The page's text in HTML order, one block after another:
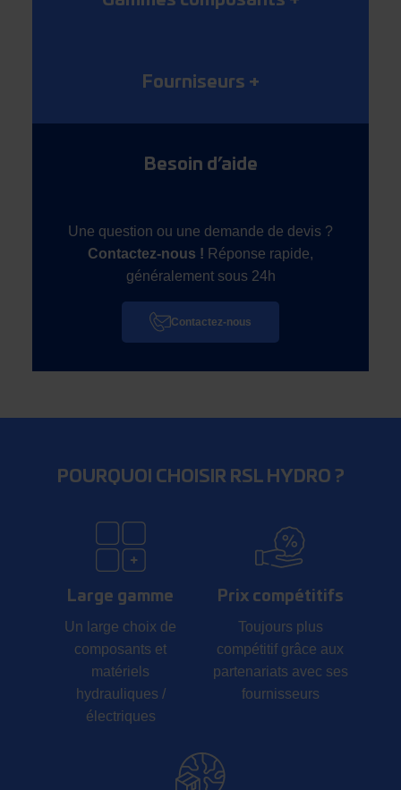
Fourniseurs +
Besoin d’aide
Une question ou une demande de devis ?
Contactez-nous ! Réponse rapide,
généralement sous 24h
Contactez-nous
POURQUOI CHOISIR RSL HYDRO ?
Large gamme
Un large choix de
composants et
matériels
hydrauliques /
électriques
Prix compétitifs
Toujours plus
compétitif grâce aux
partenariats avec ses
fournisseurs